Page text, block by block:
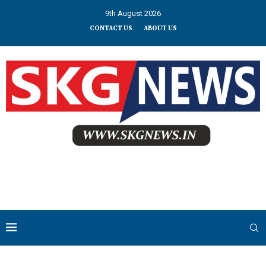
9th August 2026
CONTACT US ABOUT US